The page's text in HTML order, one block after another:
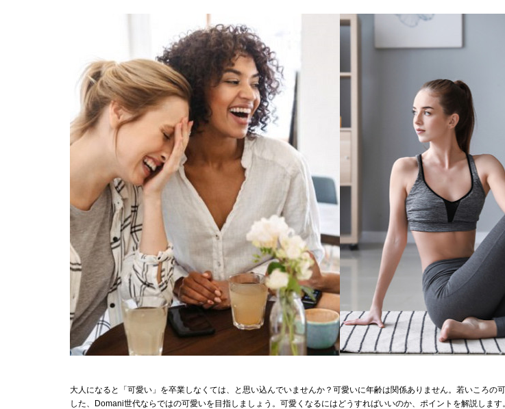
大人になると「可愛い」を卒業しなくては、と思い込んでいませんか？可愛いに年齢は関係ありません。若いころの
した、Domani世代ならではの可愛いを目指しましょう。可愛くなるにはどうすればいいのか、ポイントを解説します。